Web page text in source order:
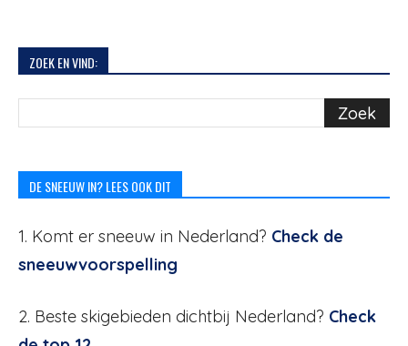
ZOEK EN VIND:
DE SNEEUW IN? LEES OOK DIT
1. Komt er sneeuw in Nederland? Check de
sneeuwvoorspelling
2. Beste skigebieden dichtbij Nederland? Check